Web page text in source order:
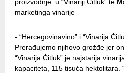
proizvodnje u “Vinariji Čitluk” te
marketinga vinarije
- “Hercegovinavino” i “Vinarija
Prerađujemo njihovo grožđe jer
“Vinarija Čitluk” je najstarija
kapaciteta, 115 tisuća hektolitara.